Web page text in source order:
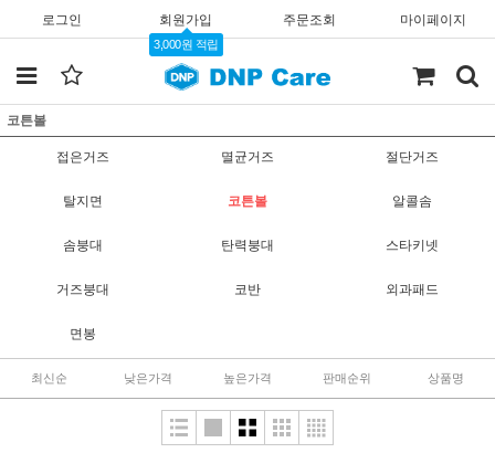
로그인 회원가입
3,000원 적립
주문조회 마이페이지
코튼볼
접은거즈 멸균거즈 절단거즈
탈지면 코튼볼 알콜솜
솜붕대 탄력붕대 스타키넷
거즈붕대 코반 외과패드
면봉
최신순 낮은가격 높은가격 판매순위 상품명